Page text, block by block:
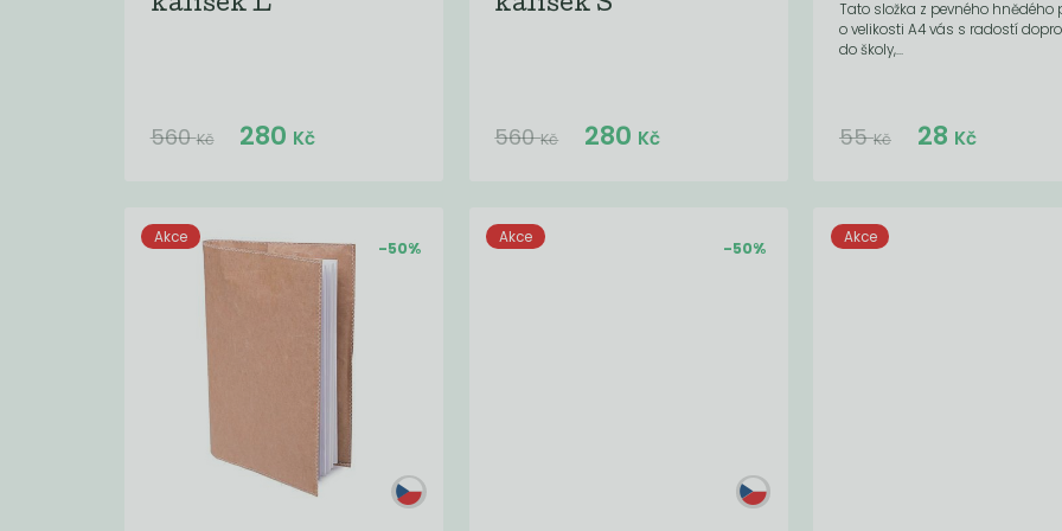
kalíšek L
Do košíku:(280
560Kč 280 Kč
kalíšek S
Do košíku:(280
560Kč 280 Kč
Tato složka z pevného hnědého
o velikosti A4 vás s radostí
do školy,...
Do košíku:
55Kč 28 Kč
Akce
-50%
Akce
-50%
Akce